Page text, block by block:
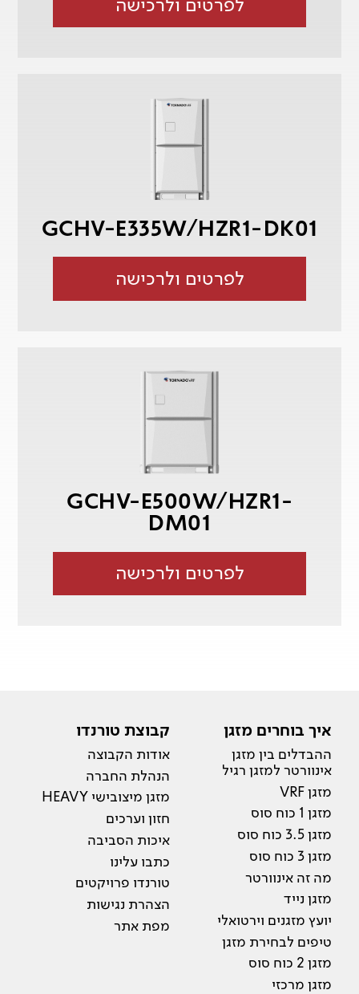
GCHV-E335W/HZR1-DK01
לפרטים ולרכישה
GCHV-E500W/HZR1-
DM01
לפרטים ולרכישה
איך בוחרים מזגן
ההבדלים בין מזגן
אינוורטר למזגן רגיל
מזגן VRF
מזגן 1 כוח סוס
מזגן 3.5 כוח סוס
מזגן 3 כוח סוס
מה זה אינוורטר
מזגן נייד
יועץ מזגנים וירטואלי
טיפים לבחירת מזגן
מזגן 2 כוח סוס
מזגן מרכזי
קבוצת טורנדו
אודות הקבוצה
הנהלת החברה
מזגן מיצובישי HEAVY
חזון וערכים
איכות הסביבה
כתבו עלינו
טורנדו פרויקטים
הצהרת נגישות
מפת אתר